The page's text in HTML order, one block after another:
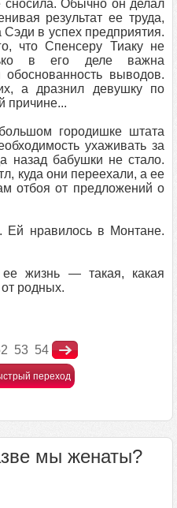
сносила. Обычно он делал
результат ее труда,
в успех предприятия.
что Спенсеру Тиаку не
в его деле важна
обоснованность выводов.
а дразнил девушку по
причине...
городишке штата
ухаживать за
назад бабушки не стало.
куда они переехали, а ее
отбоя от предложений о
нравилось в Монтане.
жизнь — такая, какая
родных.
53 54
переход
мы женаты?